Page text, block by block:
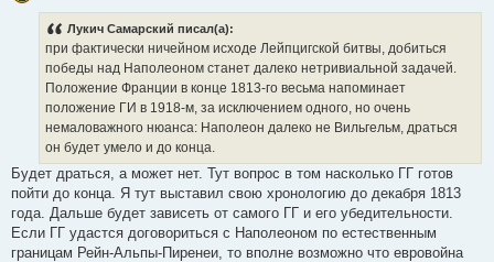
Лукич Самарский писал(а):
при фактически ничейном исходе Лейпцигской битвы, добиться
победы над Наполеоном станет далеко нетривиальной задачей.
Положение Франции в конце 1813-го весьма напоминает
положение ГИ в 1918-м, за исключением одного, но очень
немаловажного нюанса: Наполеон далеко не Вильгельм, драться
он будет умело и до конца.
Будет драться, а может нет. Тут вопрос в том насколько ГГ готов
пойти до конца. Я тут выставил свою хронологию до декабря 1813
года. Дальше будет зависеть от самого ГГ и его убедительности.
Если ГГ удастся договориться с Наполеоном по естественным
границам Рейн-Альпы-Пиренеи, то вполне возможно что евровойна